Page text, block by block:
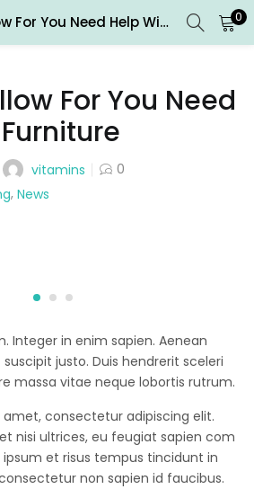
9 Signs Follow For You Need Help With Furniture 0
For You Need
vitamins
0
, News
Integer in enim sapien. Aenean
justo. Duis hendrerit sceleri
massa vitae neque lobortis rutrum.
consectetur adipiscing elit.
nisi ultrices, eu feugiat sapien com
et risus tempus tincidunt in
non sapien id faucibus.
REGISTRARSE
usuario y contraseña para iniciar